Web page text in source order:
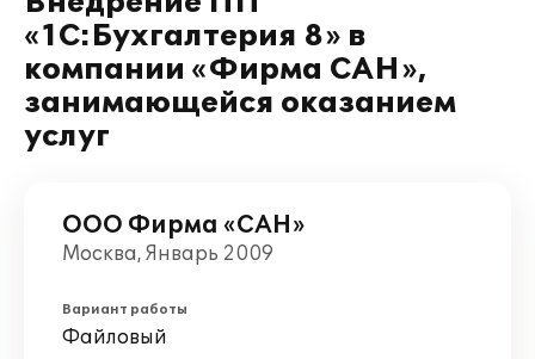
«1С:Бухгалтерия 8» в
компании «Фирма САН»,
занимающейся оказанием
услуг
ООО Фирма «САН»
Москва, Январь 2009
Вариант работы
Файловый